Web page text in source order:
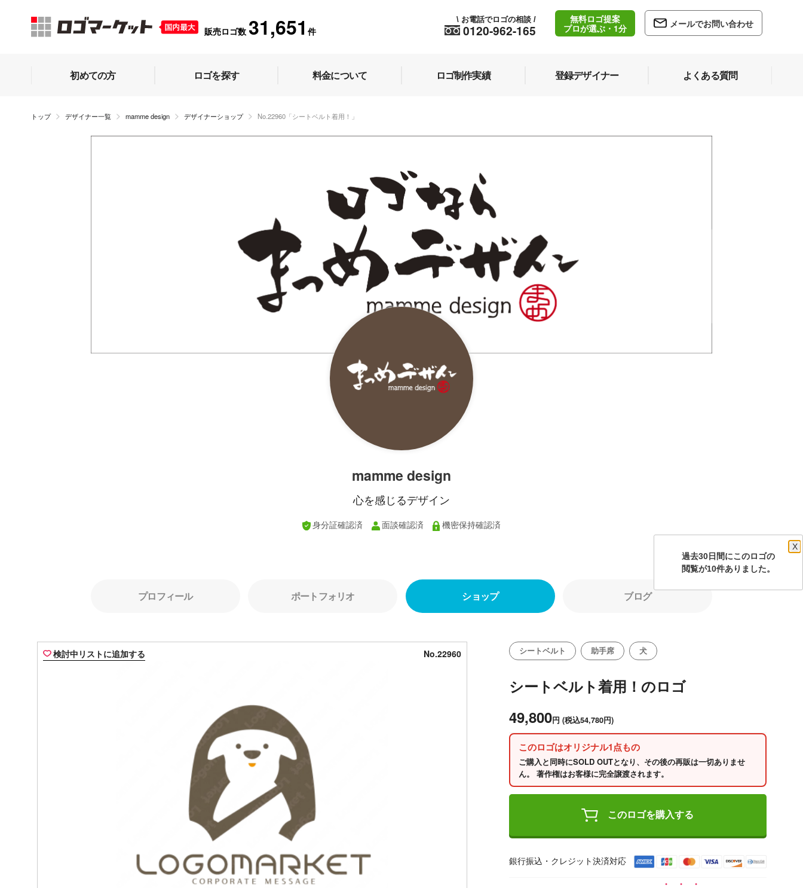
販売ロゴ数 31,651 件 0120-962-165
\ お電話でロゴの相談 /
無料ロゴ提案
プロが選ぶ・1分
メールでお問い合わせ
初めての方 ロゴを探す 料金について ロゴ制作実績 登録デザイナー よくある質問
トップ デザイナー一覧 mamme design デザイナーショップ No.22960「シートベルト着用！」
mamme design
心を感じるデザイン
身分証確認済 面談確認済 機密保持確認済
プロフィール ポートフォリオ ショップ ブログ
検討中リストに追加する No.22960 シートベルト 助手席 犬
シートベルト着用！のロゴ
49,800円 (税込54,780円)
このロゴはオリジナル1点もの
ご購入と同時にSOLD OUTとなり、その後の再販は一切ありませ
ん。 著作権はお客様に完全譲渡されます。
このロゴを購入する
銀行振込・クレジット決済対応
過去30日間にこのロゴの
X
閲覧が10件ありました。